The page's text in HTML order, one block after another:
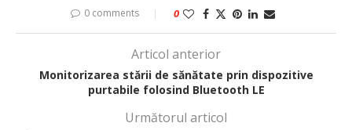
0 comments 0
Articol anterior
Monitorizarea stării de sănătate prin dispozitive
purtabile folosind Bluetooth LE
Următorul articol